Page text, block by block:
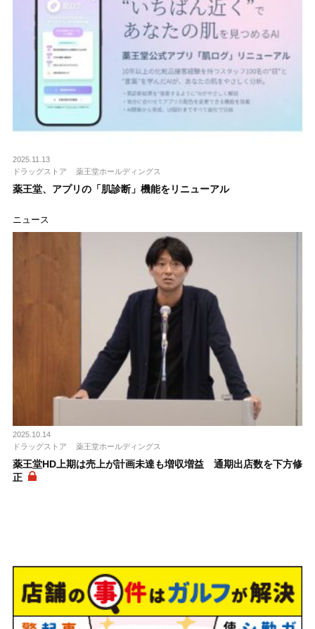
2025.11.13
ドラッグストア
薬王堂ホールディングス
薬王堂、アプリの「肌診断」機能をリニューアル
ニュース
2025.10.14
ドラッグストア
薬王堂ホールディングス
薬王堂HD上期は売上が計画未達も増収増益 通期出店数を下方修
正